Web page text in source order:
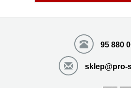
95 880
sklep@pro-